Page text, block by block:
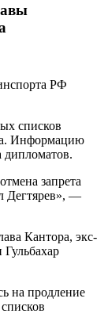
списков
Информацию
дипломатов.
запрета
Дегтярев», —
Кантора, экс-
на продление